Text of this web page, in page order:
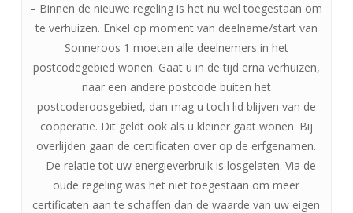
– Binnen de nieuwe regeling is het nu wel toegestaan om
te verhuizen. Enkel op moment van deelname/start van
Sonneroos 1 moeten alle deelnemers in het
postcodegebied wonen. Gaat u in de tijd erna verhuizen,
naar een andere postcode buiten het
postcoderoosgebied, dan mag u toch lid blijven van de
coöperatie. Dit geldt ook als u kleiner gaat wonen. Bij
overlijden gaan de certificaten over op de erfgenamen.
– De relatie tot uw energieverbruik is losgelaten. Via de
oude regeling was het niet toegestaan om meer
certificaten aan te schaffen dan de waarde van uw eigen